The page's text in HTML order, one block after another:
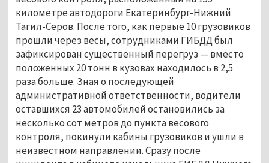
километре автодороги Екатеринбург-Нижний
Тагил-Серов. После того, как первые 10 грузовиков
прошли через весы, сотрудниками ГИБДД был
зафиксирован существенный перегруз — вместо
положенных 20 тонн в кузовах находилось в 2,5
раза больше. Зная о последующей
административной ответственности, водители
оставшихся 23 автомобилей остановились за
несколько сот метров до пункта весового
контроля, покинули кабины грузовиков и ушли в
неизвестном направлении. Сразу после